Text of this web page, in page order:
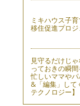
ミキハウス子
移住促進プロジ
見守るだけじ
っておきの瞬
忙しいママやパ
&「編集」して
テクノロジー】